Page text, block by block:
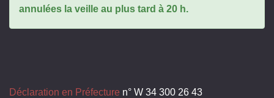
annulées la veille au plus tard à 20 h.
Déclaration en Préfecture n° W 34 300 26 43